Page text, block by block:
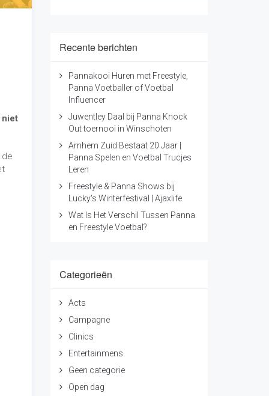
en Freestyle Voetbal?
Categorieën
Acts
Clinics
Entertainmens
Geen categorie
Open dag
Over ons
Samenwerking
Toernooien
Voetbal Trucjes Leren
Voetbalschool
Voetbalvereniging
Workshops